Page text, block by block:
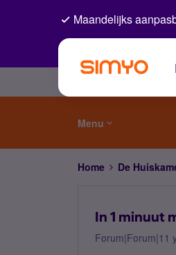
Maandelijks
Menu
Home De
In 1 minuut
Forum|Forum|11